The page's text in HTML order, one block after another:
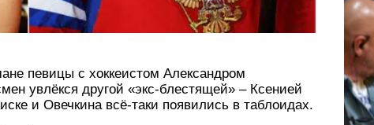
певицы с хоккеистом Александром
увлёкся другой «экс-блестящей» – Ксенией
и Овечкина всё-таки появились в таблоидах.